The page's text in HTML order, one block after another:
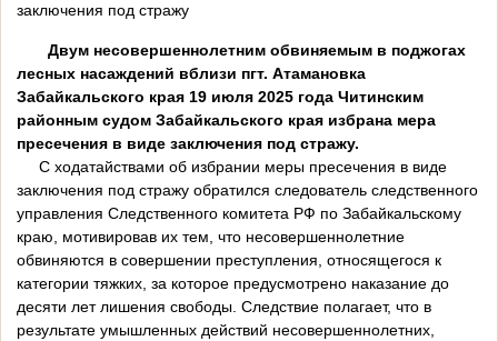
заключения под стражу
Двум несовершеннолетним обвиняемым в поджогах
лесных насаждений вблизи пгт. Атамановка
Забайкальского края 19 июля 2025 года Читинским
районным судом Забайкальского края избрана мера
пресечения в виде заключения под стражу.
С ходатайствами об избрании меры пресечения в виде
заключения под стражу обратился следователь следственного
управления Следственного комитета РФ по Забайкальскому
краю, мотивировав их тем, что несовершеннолетние
обвиняются в совершении преступления, относящегося к
категории тяжких, за которое предусмотрено наказание до
десяти лет лишения свободы. Следствие полагает, что в
результате умышленных действий несовершеннолетних,